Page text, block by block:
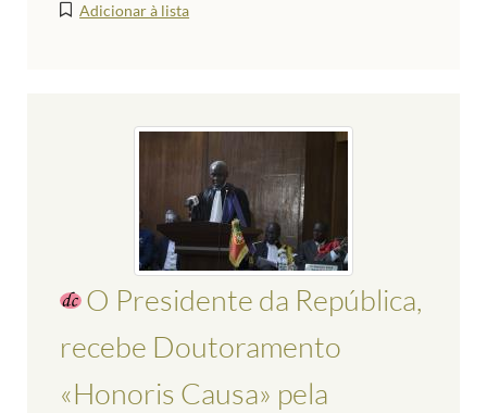
Adicionar à lista
O Presidente da República,
recebe Doutoramento
«Honoris Causa» pela